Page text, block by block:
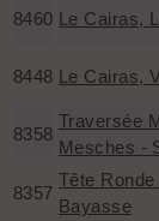
8460 Le Cairas,
8448 Le Cairas,
8358
Traversée
Mesches -
8357
Tête
Bayasse